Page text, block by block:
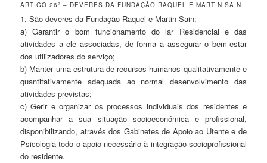
ARTIGO 26º – DEVERES DA FUNDAÇÃO RAQUEL E MARTIN SAIN
1. São deveres da Fundação Raquel e Martin Sain:
a) Garantir o bom funcionamento do lar Residencial e das
atividades a ele associadas, de forma a assegurar o bem-estar
dos utilizadores do serviço;
b) Manter uma estrutura de recursos humanos qualitativamente e
quantitativamente adequada ao normal desenvolvimento das
atividades previstas;
c) Gerir e organizar os processos individuais dos residentes e
acompanhar a sua situação socioeconómica e profissional,
disponibilizando, através dos Gabinetes de Apoio ao Utente e de
Psicologia todo o apoio necessário à integração socioprofissional
do residente.